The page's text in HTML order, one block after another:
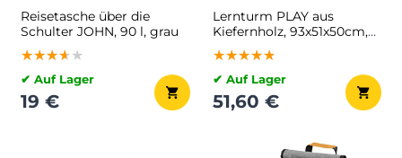
Reisetasche über die
Schulter JOHN, 90 l, grau
★★★★★
★★★★★
★★★★★
✔ Auf Lager
19 €
Lernturm PLAY aus
Kiefernholz, 93x51x50cm,
weiß/naturbraun
★★★★★
★★★★★
★★★★★
✔ Auf Lager
51,60 €